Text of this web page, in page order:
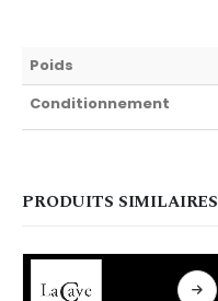
Poids
Conditionnement
PRODUITS SIMILAIRES